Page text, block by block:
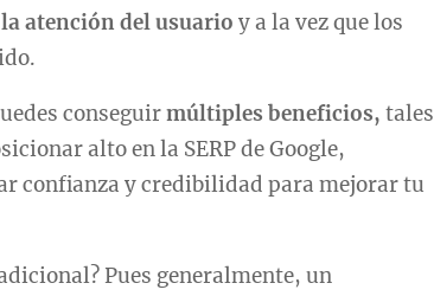
atención del usuario y a la vez que los
conseguirmúltiples beneficios, tales
alto en la SERP de Google,
confianza y credibilidad para mejorar tu
Pues generalmente, un